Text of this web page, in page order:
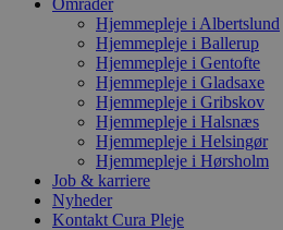
Områder
Hjemmepleje i Albertslund
Hjemmepleje i Ballerup
Hjemmepleje i Gentofte
Hjemmepleje i Gladsaxe
Hjemmepleje i Gribskov
Hjemmepleje i Halsnæs
Hjemmepleje i Helsingør
Hjemmepleje i Hørsholm
Job & karriere
Nyheder
Kontakt Cura Pleje